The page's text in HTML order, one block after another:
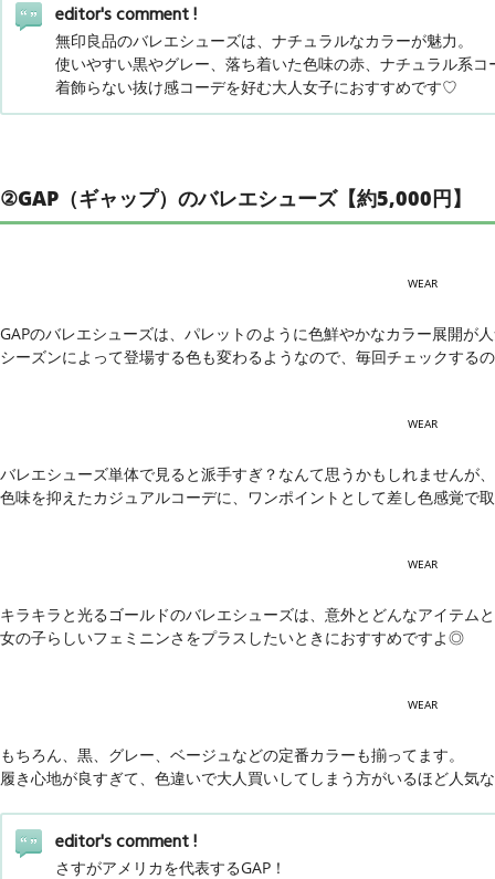
editor's comment !
無印良品のバレエシューズは、ナチュラルなカラーが魅力。
使いやすい黒やグレー、落ち着いた色味の赤、ナチュラル系
着飾らない抜け感コーデを好む大人女子におすすめです♡
②GAP（ギャップ）のバレエシューズ【約5,000円】
WEAR
GAPのバレエシューズは、パレットのように色鮮やかなカラー展開が
シーズンによって登場する色も変わるようなので、毎回チェックす
WEAR
バレエシューズ単体で見ると派手すぎ？なんて思うかもしれませんが
色味を抑えたカジュアルコーデに、ワンポイントとして差し色感覚で
WEAR
キラキラと光るゴールドのバレエシューズは、意外とどんなアイテム
女の子らしいフェミニンさをプラスしたいときにおすすめですよ◎
WEAR
もちろん、黒、グレー、ベージュなどの定番カラーも揃ってます。
履き心地が良すぎて、色違いで大人買いしてしまう方がいるほど人気
editor's comment !
さすがアメリカを代表するGAP！